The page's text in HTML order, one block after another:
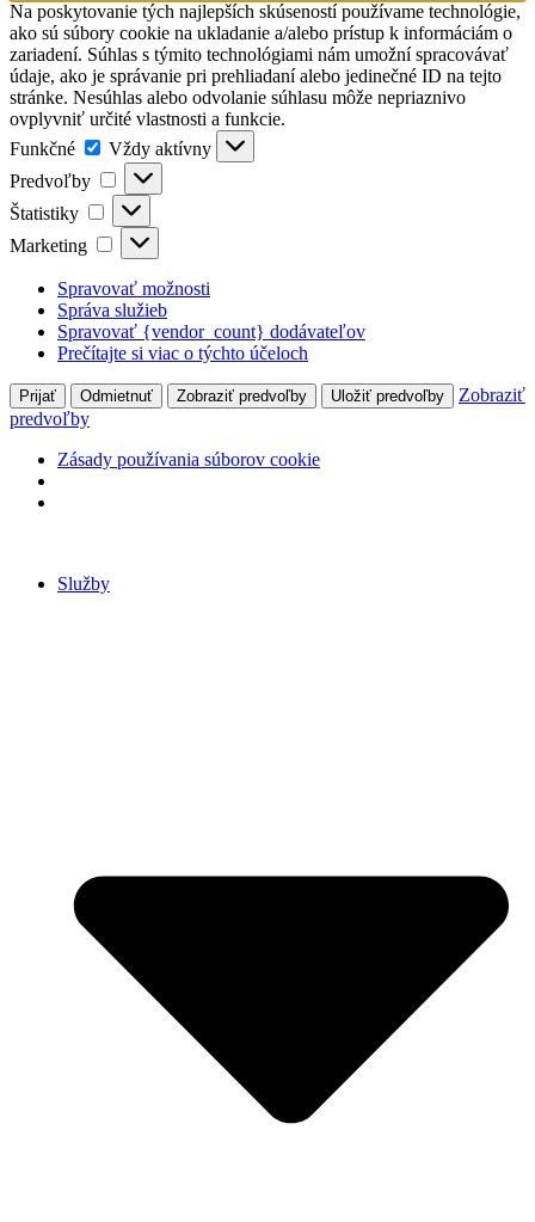
Na poskytovanie tých najlepších skúseností používame technológie,
ako sú súbory cookie na ukladanie a/alebo prístup k informáciám o
zariadení. Súhlas s týmito technológiami nám umožní spracovávať
údaje, ako je správanie pri prehliadaní alebo jedinečné ID na tejto
stránke. Nesúhlas alebo odvolanie súhlasu môže nepriaznivo
ovplyvniť určité vlastnosti a funkcie.
Funkčné
Funkčné
Vždy aktívny
Predvoľby
Predvoľby
Štatistiky Štatistiky
Marketing Marketing
Spravovať možnosti
Správa služieb
Spravovať {vendor_count} dodávateľov
Prečítajte si viac o týchto účeloch
Prijať Odmietnuť Zobraziť predvoľby Uložiť predvoľby
Zobraziť
predvoľby
Zásady používania súborov cookie
obsah
Služby